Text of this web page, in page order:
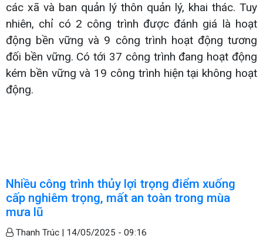
các xã và ban quản lý thôn quản lý, khai thác. Tuy
nhiên, chỉ có 2 công trình được đánh giá là hoạt
động bền vững và 9 công trình hoạt động tương
đối bền vững. Có tới 37 công trình đang hoạt động
kém bền vững và 19 công trình hiện tại không hoạt
động.
Nhiều công trình thủy lợi trọng điểm xuống
cấp nghiêm trọng, mất an toàn trong mùa
mưa lũ
Thanh Trúc | 14/05/2025 - 09:16